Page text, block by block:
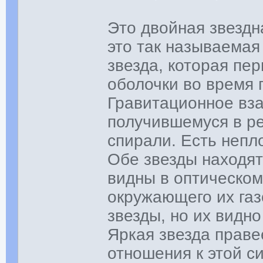
Это двойная
это так
звезда, которая
оболочки во
Гравитационное
получившемуся в
спирали. Есть
Обе звезды
видны в
окружающего их
звезды, но их
Яркая звезда
отношения к этой